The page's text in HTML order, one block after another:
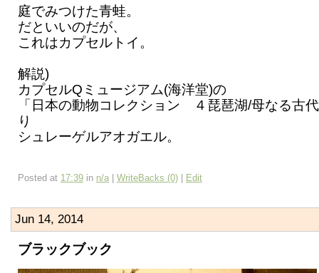
庭でみつけた青蛙。
だといいのだが、
これはカプセルトイ。
解説)
カプセルQミュージアム(海洋堂)の
「日本の動物コレクション ４琵琶湖/母なる古
り
シュレーゲルアオガエル。
Posted at 17:39 in n/a WriteBacks (0) Edit
Jun 14, 2014
ブラックブック